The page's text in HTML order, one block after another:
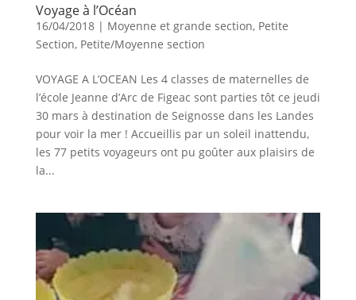
Voyage à l’Océan
16/04/2018| Moyenne et grande section, Petite
Section, Petite/Moyenne section
VOYAGE A L’OCEAN Les 4 classes de maternelles de
l’école Jeanne d’Arc de Figeac sont parties tôt ce jeudi
30 mars à destination de Seignosse dans les Landes
pour voir la mer ! Accueillis par un soleil inattendu,
les 77 petits voyageurs ont pu goûter aux plaisirs de
la...